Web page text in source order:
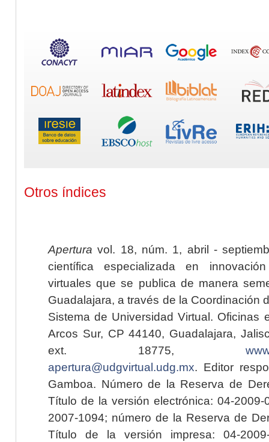
Otros índices
Apertura vol. 18, núm. 1, abril -
científica especializada en
virtuales que se publica de manera
Guadalajara, a través de la Coordinación
Sistema de Universidad Virtual. Oficinas
Arcos Sur, CP 44140, Guadalajara,
ext. 18775,
apertura@udgvirtual.udg.mx. Editor
Gamboa. Número de la Reserva de
Título de la versión electrónica: 04-2009-
2007-1094; número de la Reserva de
Título de la versión impresa: 04-2009-